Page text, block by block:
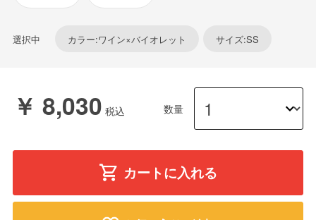
選択中 カラー:ワイン×バイオレット サイズ:SS
￥ 8,030 数量
カートに入れる